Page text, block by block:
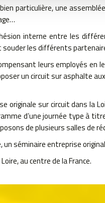
particulière, une
interne entre les
souder les différents
leurs employés
un circuit sur asphalte
originale sur circuit dans la
d’une journée type à
de plusieurs salles de
séminaire entreprise
au centre de la France.